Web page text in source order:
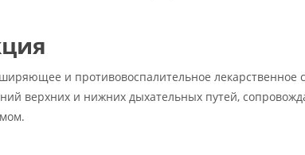
и противовоспалительное лекарственное
верхних и нижних дыхательных путей,